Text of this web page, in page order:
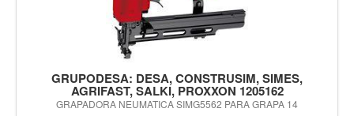
GRUPODESA: DESA, CONSTRUSIM, SIMES,
AGRIFAST, SALKI, PROXXON 1205162
GRAPADORA NEUMATICA SIMG5562 PARA GRAPA 14